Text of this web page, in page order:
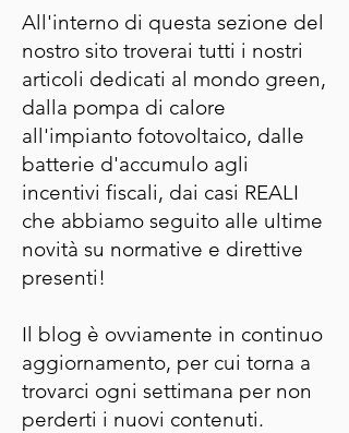
All'interno di questa sezione del
nostro sito troverai tutti i nostri
articoli dedicati al mondo green,
dalla pompa di calore
all'impianto fotovoltaico, dalle
batterie d'accumulo agli
incentivi fiscali, dai casi REALI
che abbiamo seguito alle ultime
novità su normative e direttive
presenti!
Il blog è ovviamente in continuo
aggiornamento, per cui torna a
trovarci ogni settimana per non
perderti i nuovi contenuti.